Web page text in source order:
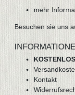
mehr
Besuchen sie uns
Kontakt